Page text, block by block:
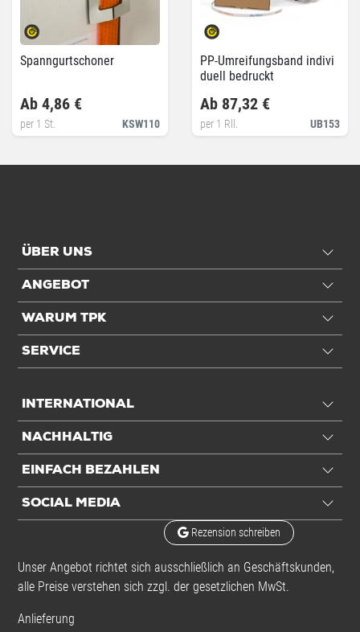
Spanngurtschoner
KSW110
Ab 4,86 €
per 1 St.
PP-Umreifungsband indivi
duell bedruckt
UB153
Ab 87,32 €
per 1 Rll.
ÜBER UNS
ANGEBOT
WARUM TPK
SERVICE
INTERNATIONAL
NACHHALTIG
EINFACH BEZAHLEN
SOCIAL MEDIA
Rezension schreiben
Unser Angebot richtet sich ausschließlich an Geschäftskunden,
alle Preise verstehen sich zzgl. der gesetzlichen MwSt.
Anlieferung